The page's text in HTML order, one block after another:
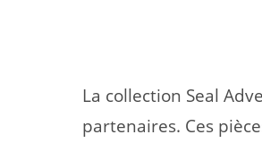
La collection Seal
partenaires. Ces